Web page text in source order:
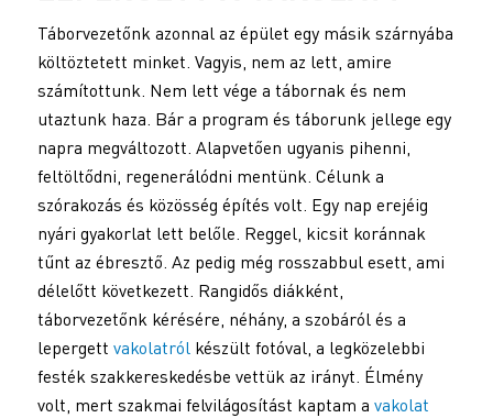
Táborvezetőnk azonnal az épület egy másik szárnyába
költöztetett minket. Vagyis, nem az lett, amire
számítottunk. Nem lett vége a tábornak és nem
utaztunk haza. Bár a program és táborunk jellege egy
napra megváltozott. Alapvetően ugyanis pihenni,
feltöltődni, regenerálódni mentünk. Célunk a
szórakozás és közösség építés volt. Egy nap erejéig
nyári gyakorlat lett belőle. Reggel, kicsit koránnak
tűnt az ébresztő. Az pedig még rosszabbul esett, ami
délelőtt következett. Rangidős diákként,
táborvezetőnk kérésére, néhány, a szobáról és a
lepergett vakolatrólkészült fotóval, a legközelebbi
festék szakkereskedésbe vettük az irányt. Élmény
volt, mert szakmai felvilágosítást kaptam a vakolat